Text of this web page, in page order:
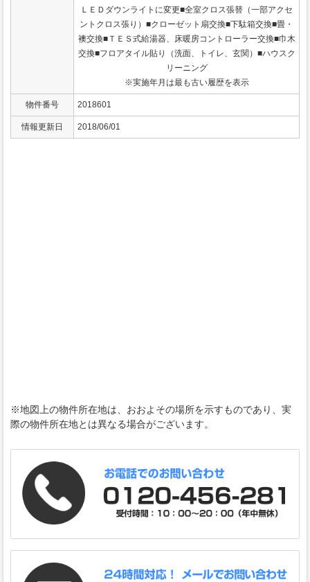
ＬＥＤダウンライトに変更■全室クロス張替（一部アクセ
ントクロス張り）■クローゼット扇交換■下駄箱交換■畳・
襖交換■ＴＥＳ式給湯器、床暖房コントローラー交換■巾木
交換■フロアタイル貼り（洗面、トイレ、玄関）■ハウスク
リーニング
※実施年月は最も古い履歴を表示
物件番号 2018601
情報更新日 2018/06/01
※地図上の物件所在地は、おおよその場所を示すものであり、実
際の物件所在地とは異なる場合がございます。